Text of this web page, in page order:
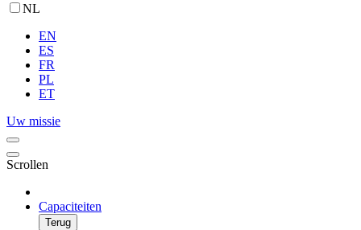
NL
EN
ES
FR
PL
ET
Uw missie
Scrollen
Capaciteiten
Terug